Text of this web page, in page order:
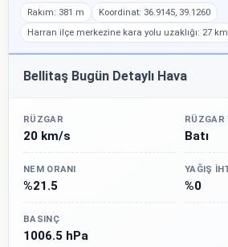
Rakım: 381 m
Koordinat: 36.9145, 39.1260
Harran ilçe merkezine kara yolu uzaklığı: 27 km
Bellitaş Bugün Detaylı Hava
RÜZGAR
20 km/s
RÜZGAR
Batı
NEM ORANI
%21.5
YAĞIŞ
%0
BASINÇ
1006.5 hPa